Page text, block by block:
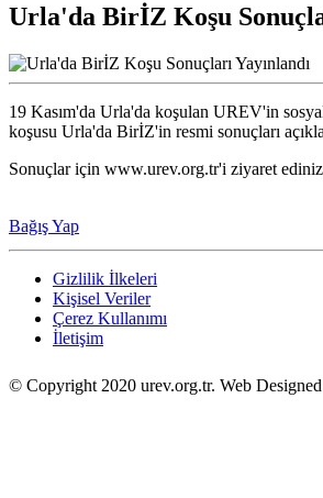
Urla'da BirİZ Koşu
19 Kasım'da Urla'da koşulan UREV'in
koşusu Urla'da BirİZ'in resmi sonuçları
Sonuçlar için www.urev.org.tr'i ziyaret
Bağış Yap
Gizlilik İlkeleri
Kişisel Veriler
Çerez Kullanımı
İletişim
© Copyright 2020 urev.org.tr. Web